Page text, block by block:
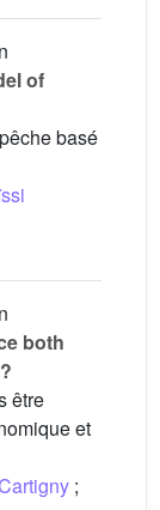
of
basé
both
être
et
;